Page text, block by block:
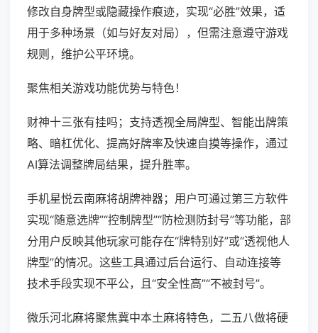
修改自身牌型或隐藏操作痕迹，实现“必胜”效果，适
用于多种场景（如与好友对局），但需注意遵守游戏
规则，维护公平环境。
聚焦相关游戏功能优势与特色！
财神十三张有挂吗；支持透视全局牌型、智能出牌策
略、暗杠优化、提高好牌率及快速自摸等操作，通过
AI算法调整牌局结果，提升胜率。
手机星悦云南麻将胡牌神器；用户可通过第三方软件
实现“随意选牌”“控制牌型”“防检测防封号”等功能，部
分用户反映其他玩家可能存在“牌特别好”或“透视他人
牌型”的情况。这些工具通过后台运行、自动连接等
技术手段实现不平公，且“安全性高”“不被封号”。
微乐河北麻将聚焦冀中本土麻将特色，二五八做将硬